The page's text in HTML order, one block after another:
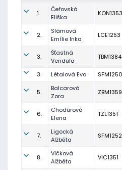
1.
Čeřovská
Eliška
KON1353
2.
Slámová
Emílie Inka
LCE1253
3.
Šťastná
Vendula
TBM1384
3. Létalová Eva SFM1250
5.
Balcarová
Zora
ZBM1359
6.
Chodúrová
Elena
TZL1351
7.
Ligocká
Alžběta
SFM1252
8.
Vlčková
Alžběta
VIC1351